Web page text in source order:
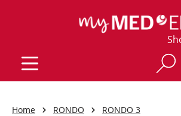
Home RONDO RONDO 3